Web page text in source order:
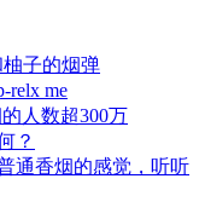
子的烟弹
relx me
人数超300万
？
通香烟的感觉，听听